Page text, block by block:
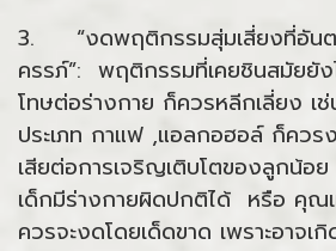
3. “งดพฤติกรรมสุ่มเสี่ยงที่อันต
ครรภ์”: พฤติกรรมที่เคยชินสมัยยัง
โทษต่อร่างกาย ก็ควรหลีกเลี่ยง เ
ประเภท กาแฟ ,แอลกอฮอล์ ก็ควร
เสียต่อการเจริญเติบโตของลูกน้อย
เด็กมีร่างกายผิดปกติได้ หรือ คุณ
ควรจะงดโดยเด็ดขาด เพราะอาจเ